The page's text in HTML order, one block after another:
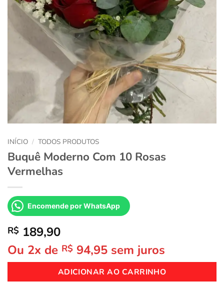
INÍCIO / TODOS PRODUTOS
Buquê Moderno Com 10 Rosas
Vermelhas
Encomende por WhatsApp
R$ 189,90
Ou 2x de R$ 94,95 sem juros
ADICIONAR AO CARRINHO